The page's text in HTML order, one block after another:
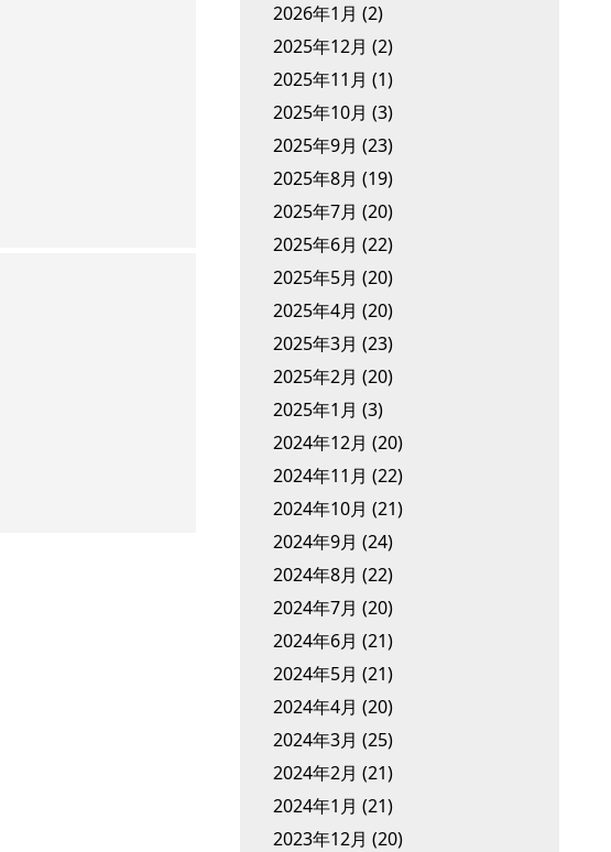
2026年1月 (2)
2025年12月 (2)
2025年11月 (1)
2025年10月 (3)
2025年9月 (23)
2025年8月 (19)
2025年7月 (20)
2025年6月 (22)
2025年5月 (20)
2025年4月 (20)
2025年3月 (23)
2025年2月 (20)
2025年1月 (3)
2024年12月 (20)
2024年11月 (22)
2024年10月 (21)
2024年9月 (24)
2024年8月 (22)
2024年7月 (20)
2024年6月 (21)
2024年5月 (21)
2024年4月 (20)
2024年3月 (25)
2024年2月 (21)
2024年1月 (21)
2023年12月 (20)